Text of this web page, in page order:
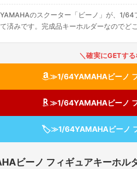
のスクーター「ビーノ」が、1/
済みです。完成品キーホルダーなのでど
＼確実にGETす
≫1/64YAMAHAビーノ
≫1/64YAMAHAビーノ
🏷≫1/64YAMAHAビーノ
ビーノ フィギュアキーホル